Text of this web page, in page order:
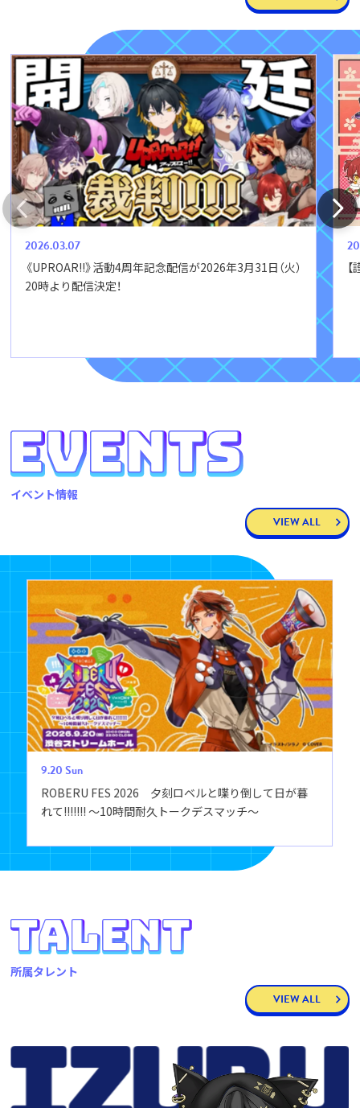
2026.03.07
《UPROAR!!》活動4周年記念配信が2026年3月31日（火）
20時より配信決定！
イベント情報
VIEW ALL
9.20Sun
ROBERU FES 2026 夕刻ロベルと喋り倒して日が暮
れて!!!!!!! ～10時間耐久トークデスマッチ～
所属タレント
VIEW ALL